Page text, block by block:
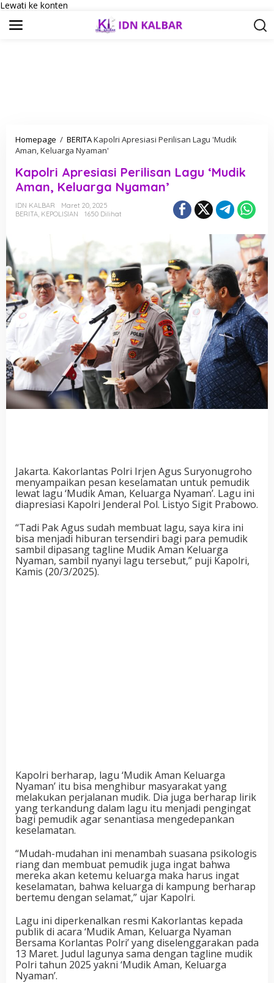
Lewati ke konten
Homepage / BERITAKapolri Apresiasi Perilisan Lagu 'Mudik
Aman, Keluarga Nyaman'
Kapolri Apresiasi Perilisan Lagu ‘Mudik
Aman, Keluarga Nyaman’
IDN KALBAR
Maret 20, 2025
BERITA, KEPOLISIAN 1650 Dilihat
Jakarta. Kakorlantas Polri Irjen Agus Suryonugroho
menyampaikan pesan keselamatan untuk pemudik
lewat lagu ‘Mudik Aman, Keluarga Nyaman’. Lagu ini
diapresiasi Kapolri Jenderal Pol. Listyo Sigit Prabowo.
“Tadi Pak Agus sudah membuat lagu, saya kira ini
bisa menjadi hiburan tersendiri bagi para pemudik
sambil dipasang tagline Mudik Aman Keluarga
Nyaman, sambil nyanyi lagu tersebut,” puji Kapolri,
Kamis (20/3/2025).
Kapolri berharap, lagu ‘Mudik Aman Keluarga
Nyaman’ itu bisa menghibur masyarakat yang
melakukan perjalanan mudik. Dia juga berharap lirik
yang terkandung dalam lagu itu menjadi pengingat
bagi pemudik agar senantiasa mengedepankan
keselamatan.
“Mudah-mudahan ini menambah suasana psikologis
riang dan membuat pemudik juga ingat bahwa
mereka akan ketemu keluarga maka harus ingat
keselamatan, bahwa keluarga di kampung berharap
bertemu dengan selamat,” ujar Kapolri.
Lagu ini diperkenalkan resmi Kakorlantas kepada
publik di acara ‘Mudik Aman, Keluarga Nyaman
Bersama Korlantas Polri’ yang diselenggarakan pada
13 Maret. Judul lagunya sama dengan tagline mudik
Polri tahun 2025 yakni ‘Mudik Aman, Keluarga
Nyaman’.